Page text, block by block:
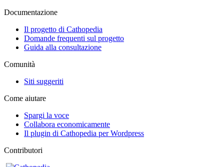
Documentazione
Il progetto di Cathopedia
Domande frequenti sul progetto
Guida alla consultazione
Comunità
Siti suggeriti
Come aiutare
Spargi la voce
Collabora economicamente
Il plugin di Cathopedia per Wordpress
Contributori